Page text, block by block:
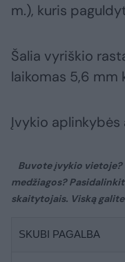
m.), kuris
Šalia vyriškio
laikomas 5,6 mm
Įvykio aplinkybės
Buvote įvykio
medžiagos?
skaitytojais. Viską
SKUBI PAGALBA